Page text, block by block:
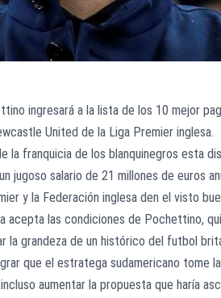
ingresará a la lista de los 10 mejor
United de la Liga Premier inglesa.
la franquicia de los blanquinegros esta
jugoso salario de 21 millones de euros
y la Federación inglesa den el visto
acepta las condiciones de Pochettino,
la grandeza de un histórico del futbol
que el estratega sudamericano tome
aumentar la propuesta que haría